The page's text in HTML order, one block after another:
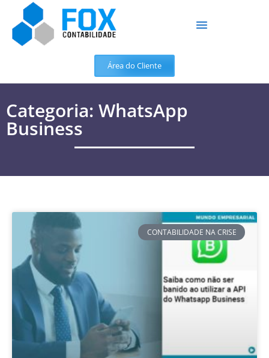
Área do Cliente
Categoria: WhatsApp
Business
CONTABILIDADE NA CRISE